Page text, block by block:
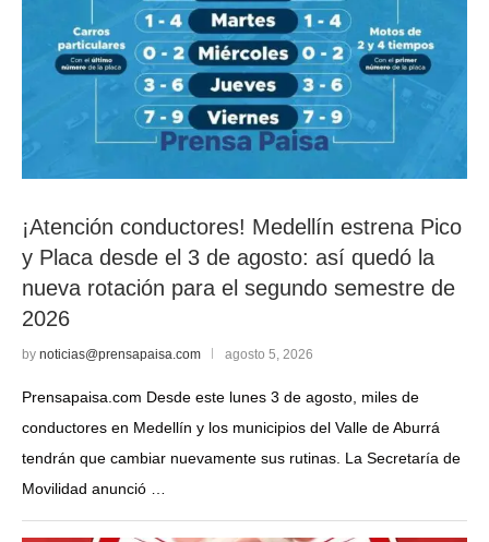
¡Atención conductores! Medellín estrena Pico
y Placa desde el 3 de agosto: así quedó la
nueva rotación para el segundo semestre de
2026
by noticias@prensapaisa.com agosto 5, 2026
Prensapaisa.com Desde este lunes 3 de agosto, miles de
conductores en Medellín y los municipios del Valle de Aburrá
tendrán que cambiar nuevamente sus rutinas. La Secretaría de
Movilidad anunció …